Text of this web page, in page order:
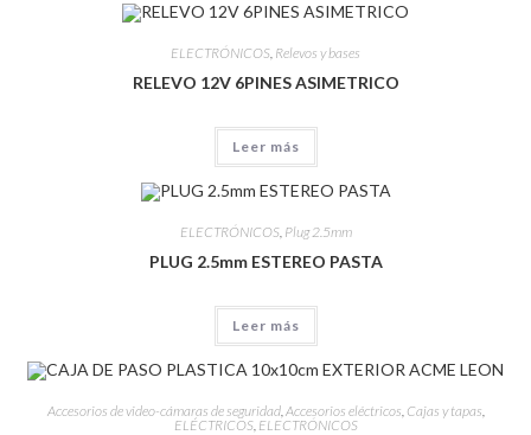
ELECTRÓNICOS Relevos y bases
RELEVO 12V 6PINES ASIMETRICO
Leer más
ELECTRÓNICOS, Plug 2.5mm
PLUG 2.5mm ESTEREO PASTA
Leer más
Accesorios de video-cámaras de seguridad, Accesorios eléctricos Cajas y tapas
ELÉCTRICOS, ELECTRÓNICOS